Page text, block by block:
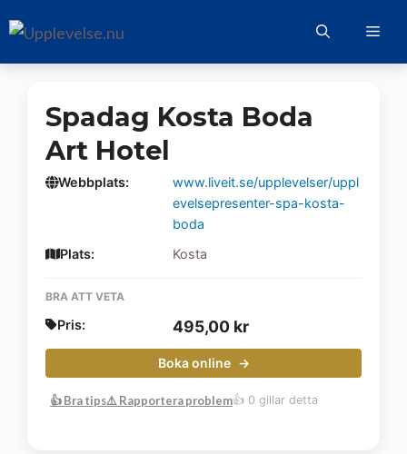
till
innehåll
Spadag Kosta Boda
Art Hotel
Webbplats:
www.liveit.se/upplevelser/uppl
evelsepresenter-spa-kosta-
boda
Plats:
Kosta
BRA ATT VETA
Pris: 495,00 kr
Boka online
👍 Bra tips⚠️ Rapportera problem👍 0 gillar detta